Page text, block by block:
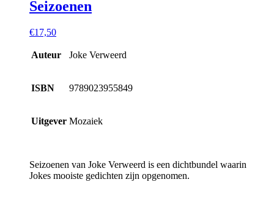
Seizoenen
€17,50
Auteur Joke Verweerd
ISBN 9789023955849
Uitgever Mozaiek
Seizoenen van Joke Verweerd is een dichtbundel waarin
Jokes mooiste gedichten zijn opgenomen.